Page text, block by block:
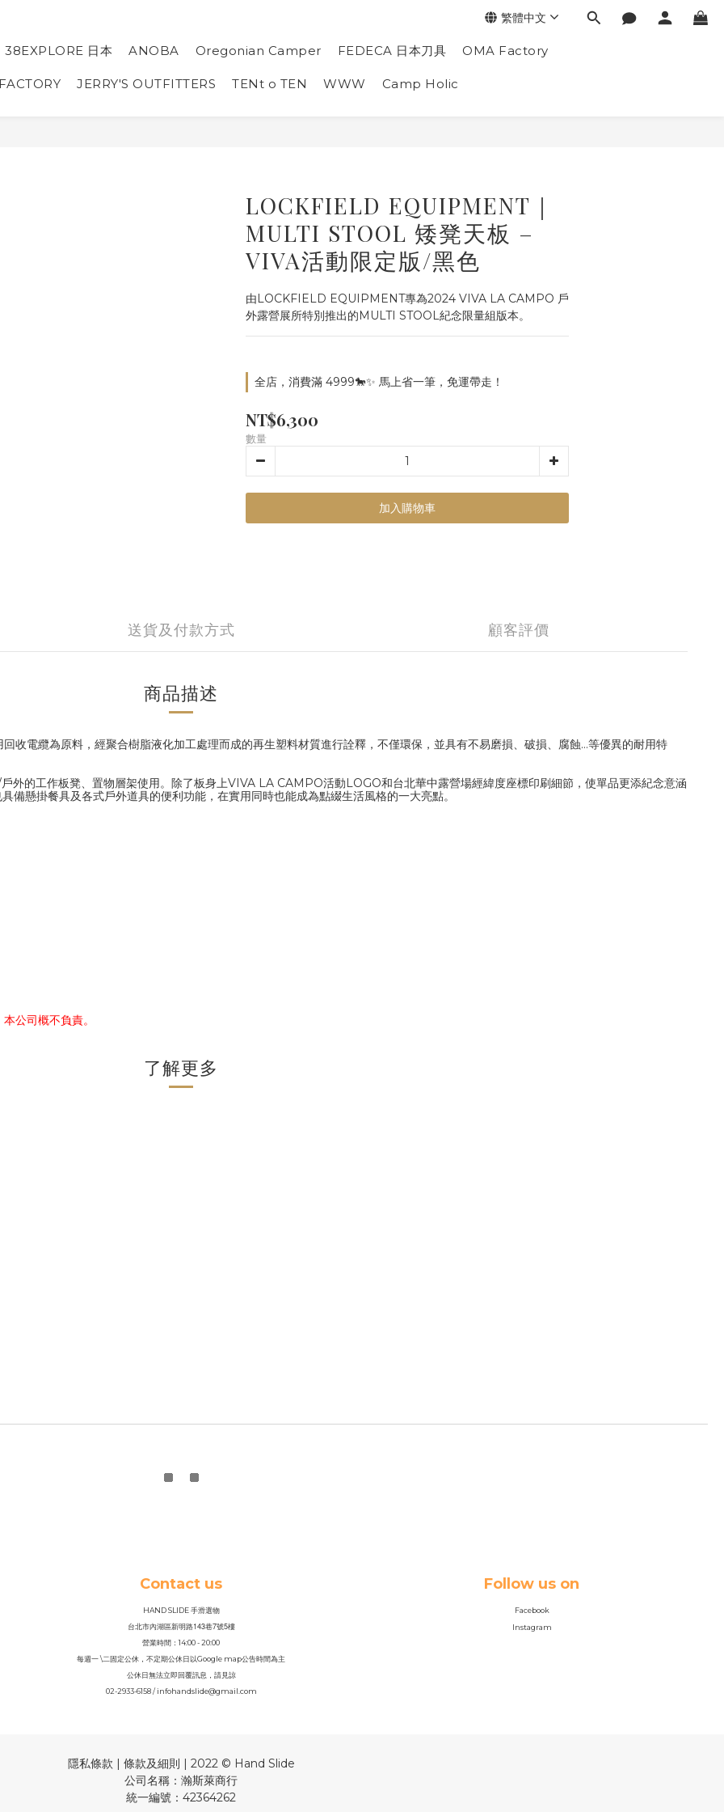
38EXPLORE 日本 ANOBA Oregonian Camper FEDECA 日本刀具 OMA Factory
JERRY'S OUTFITTERS TENt o TEN WWW Camp Holic
繁體中文
LOCKFIELD EQUIPMENT｜
MULTI STOOL 矮凳天板 –
VIVA活動限定版/黑色
由LOCKFIELD EQUIPMENT專為2024 VIVA LA CAMPO 戶
外露營展所特別推出的MULTI STOOL紀念限量組版本。
全店，消費滿 4999🐎✨ 馬上省一筆，免運帶走！
NT$6,300
數量
加入購物車
送貨及付款方式 顧客評價
商品描述
回收電纜為原料，經聚合樹脂液化加工處理而成的再生塑料材質進行詮釋，不僅環保，並具有不易磨損、破損、 腐蝕…等優異的耐用特
外的工作板凳、置物層架使用。除了板身上VIVA LA CAMPO活動LOGO和台北華中露營場經緯度座標印刷細節，使單品更添紀念意涵
備懸掛餐具及各式戶外道具的便利功能，在實用同時也能成為點綴生活風格的一大亮點。
公司概不負責。
了解更多
Contact us
HAND SLIDE 手滑選物
台北市內湖區新明路143巷7號5樓
營業時間：14:00 - 20:00
每週一 \二固定公休，不定期公休日以Google map公告時間為主
公休日無法立即回覆訊息，請見諒
02-2933-6158 / infohandslide@gmail.com
Follow us on
Facebook
Instagram
隱私條款 | 條款及細則 | 2022 © Hand Slide
公司名稱：瀚斯萊商行
統一編號：42364262